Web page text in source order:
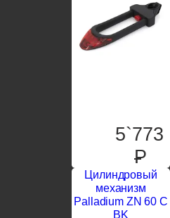
5`773
P
Цилиндровый
механизм
Palladium ZN 60 C
BK